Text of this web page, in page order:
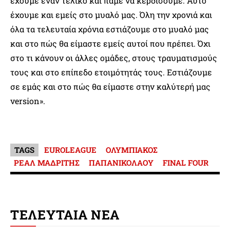
έχουμε και εμείς στο μυαλό μας. Όλη την χρονιά και
όλα τα τελευταία χρόνια εστιάζουμε στο μυαλό μας
και στο πώς θα είμαστε εμείς αυτοί που πρέπει. Όχι
στο τι κάνουν οι άλλες ομάδες, στους τραυματισμούς
τους και στο επίπεδο ετοιμότητάς τους. Εστιάζουμε
σε εμάς και στο πώς θα είμαστε στην καλύτερή μας
version».
TAGS EUROLEAGUE
ΟΛΥΜΠΙΑΚΟΣ
ΡΕΑΛ ΜΑΔΡΙΤΗΣ
ΠΑΠΑΝΙΚΟΛΑΟΥ FINAL FOUR
ΤΕΛΕΥΤΑΙΑ ΝΕΑ